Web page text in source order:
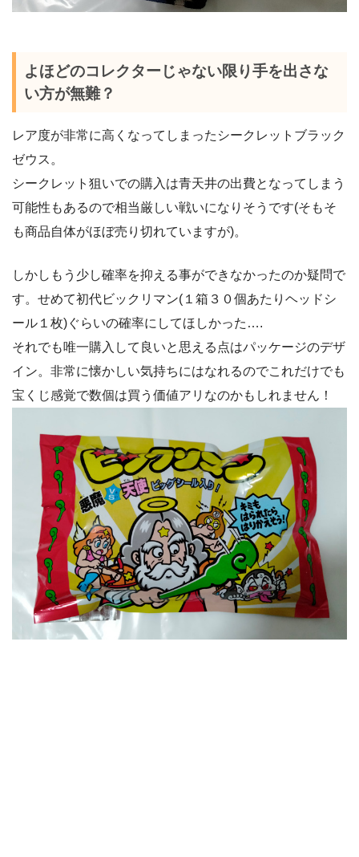
よほどのコレクターじゃない限り手を出さな
い方が無難？
レア度が非常に高くなってしまったシークレットブラック
ゼウス。
シークレット狙いでの購入は青天井の出費となってしまう
可能性もあるので相当厳しい戦いになりそうです(そもそ
も商品自体がほぼ売り切れていますが)。
しかしもう少し確率を抑える事ができなかったのか疑問で
す。せめて初代ビックリマン(１箱３０個あたりヘッドシ
ール１枚)ぐらいの確率にしてほしかった….
それでも唯一購入して良いと思える点はパッケージのデザ
イン。非常に懐かしい気持ちにはなれるのでこれだけでも
宝くじ感覚で数個は買う価値アリなのかもしれません！